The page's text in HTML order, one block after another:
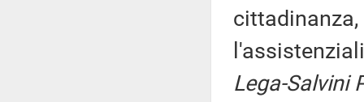
Lega-Salvini